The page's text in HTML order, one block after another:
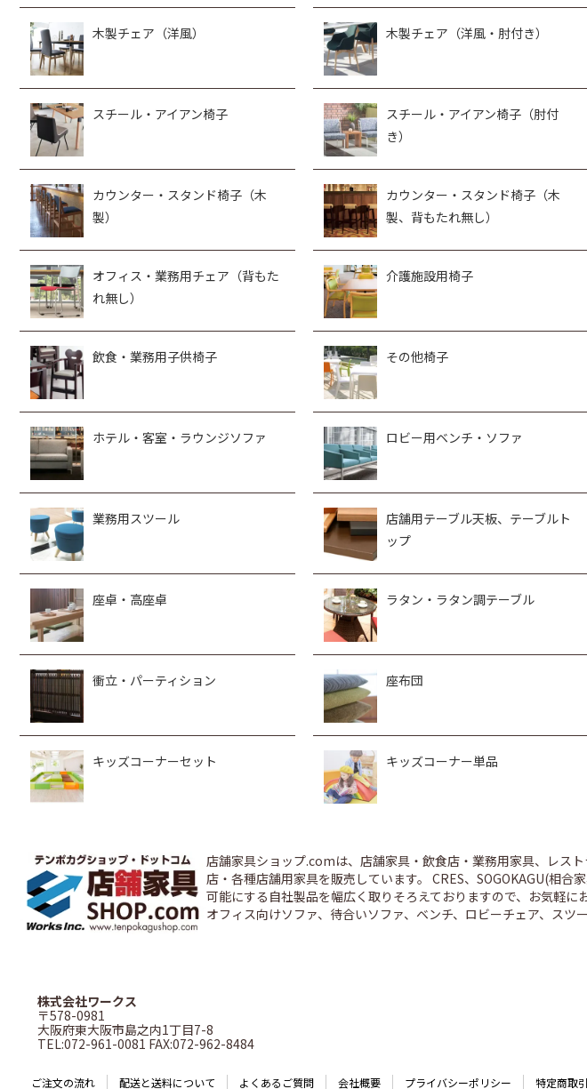
木製チェア（洋風） 木製チェア（洋風・肘付き）
スチール・アイアン椅子
スチール・アイアン椅子（肘付
き）
カウンター・スタンド椅子（木
製）
カウンター・スタンド椅子（木
製、背もたれ無し）
オフィス・業務用チェア（背もた
れ無し）
介護施設用椅子
飲食・業務用子供椅子 その他椅子
ホテル・客室・ラウンジソファ ロビー用ベンチ・ソファ
業務用スツール
店舗用テーブル天板、テーブルト
ップ
座卓・高座卓 ラタン・ラタン調テーブル
衝立・パーティション 座布団
キッズコーナーセット キッズコーナー単品
店舗家具ショップ.comは、店舗家具・飲食店・業務用家具、レス
店・各種店舗用家具を販売しています。 CRES、SOGOKAGU(相
可能にする自社製品を幅広く取りそろえておりますので、お気軽に
オフィス向けソファ、待合いソファ、ベンチ、ロビーチェア、スツ
株式会社ワークス
〒578-0981
大阪府東大阪市島之内1丁目7-8
TEL:072-961-0081 FAX:072-962-8484
ご注文の流れ 配送と送料について よくあるご質問 会社概要 プライバシーポリシー 特定商取